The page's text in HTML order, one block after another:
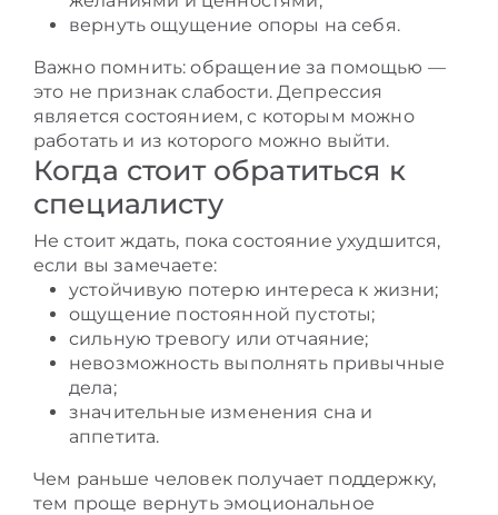
вернуть ощущение опоры на себя.
Важно помнить: обращение за помощью —
это не признак слабости. Депрессия
является состоянием, с которым можно
работать и из которого можно выйти.
Когда стоит обратиться к
специалисту
Не стоит ждать, пока состояние ухудшится,
если вы замечаете:
устойчивую потерю интереса к жизни;
ощущение постоянной пустоты;
сильную тревогу или отчаяние;
невозможность выполнять привычные
дела;
значительные изменения сна и
аппетита.
Чем раньше человек получает поддержку,
тем проще вернуть эмоциональное